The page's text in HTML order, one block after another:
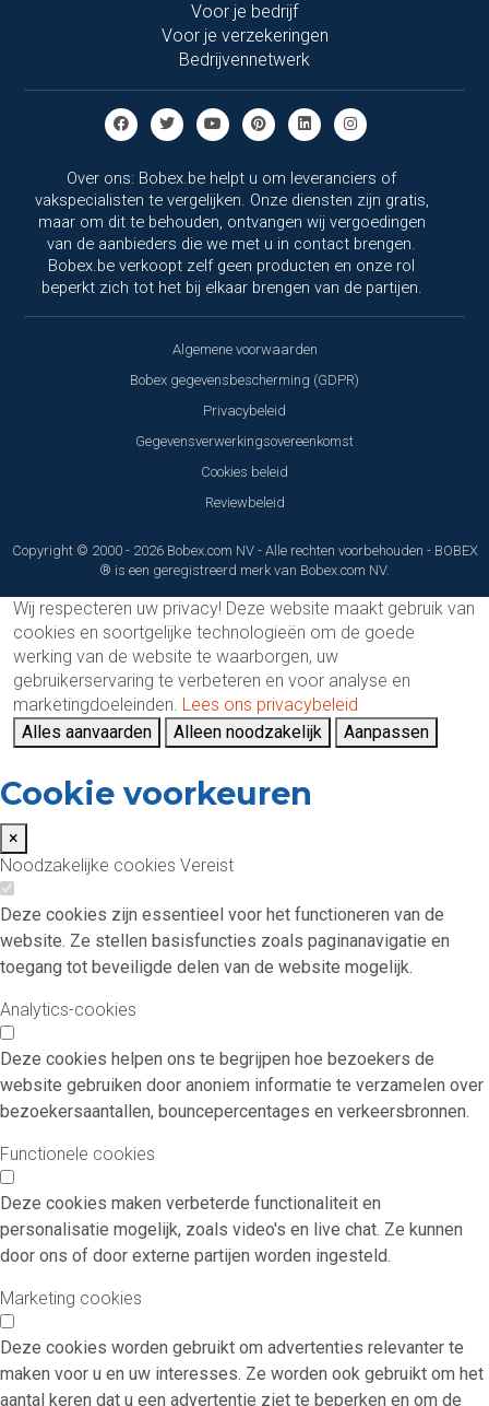
Voor je bedrijf
Voor je verzekeringen
Bedrijvennetwerk
Over ons: Bobex.be helpt u om leveranciers of
vakspecialisten te vergelijken. Onze diensten zijn gratis,
maar om dit te behouden, ontvangen wij vergoedingen
van de aanbieders die we met u in contact brengen.
Bobex.be verkoopt zelf geen producten en onze rol
beperkt zich tot het bij elkaar brengen van de partijen.
Algemene voorwaarden
Bobex gegevensbescherming (GDPR)
Privacybeleid
Gegevensverwerkingsovereenkomst
Cookies beleid
Reviewbeleid
Copyright © 2000 - 2026 Bobex.com NV - Alle rechten voorbehouden - BOBEX
® is een geregistreerd merk van Bobex.com NV.
Wij respecteren uw privacy! Deze website maakt gebruik van
cookies en soortgelijke technologieën om de goede
werking van de website te waarborgen, uw
gebruikerservaring te verbeteren en voor analyse en
marketingdoeleinden. Lees ons privacybeleid
Alles aanvaarden
Alleen noodzakelijk Aanpassen
Cookie voorkeuren
×
Noodzakelijke cookies Vereist
Deze cookies zijn essentieel voor het functioneren van de
website. Ze stellen basisfuncties zoals paginanavigatie en
toegang tot beveiligde delen van de website mogelijk.
Analytics-cookies
Deze cookies helpen ons te begrijpen hoe bezoekers de
website gebruiken door anoniem informatie te verzamelen over
bezoekersaantallen, bouncepercentages en verkeersbronnen.
Functionele cookies
Deze cookies maken verbeterde functionaliteit en
personalisatie mogelijk, zoals video's en live chat. Ze kunnen
door ons of door externe partijen worden ingesteld.
Marketing cookies
Deze cookies worden gebruikt om advertenties relevanter te
maken voor u en uw interesses. Ze worden ook gebruikt om het
aantal keren dat u een advertentie ziet te beperken en om de